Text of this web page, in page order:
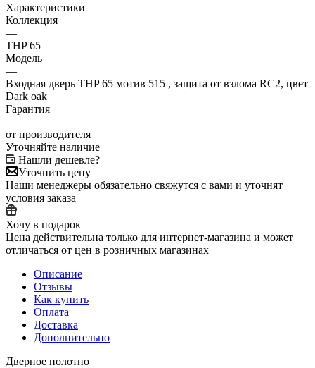
Характеристики
Коллекция
—
THP 65
Модель
—
Входная дверь THP 65 мотив 515 , защита от взлома RC2, цвет
Dark oak
Гарантия
—
от производителя
Уточняйте наличие
Нашли дешевле?
Уточнить цену
Наши менеджеры обязательно свяжутся с вами и уточнят
условия заказа
Хочу в подарок
Цена действительна только для интернет-магазина и может
отличаться от цен в розничных магазинах
Описание
Отзывы
Как купить
Оплата
Доставка
Дополнительно
Дверное полотно